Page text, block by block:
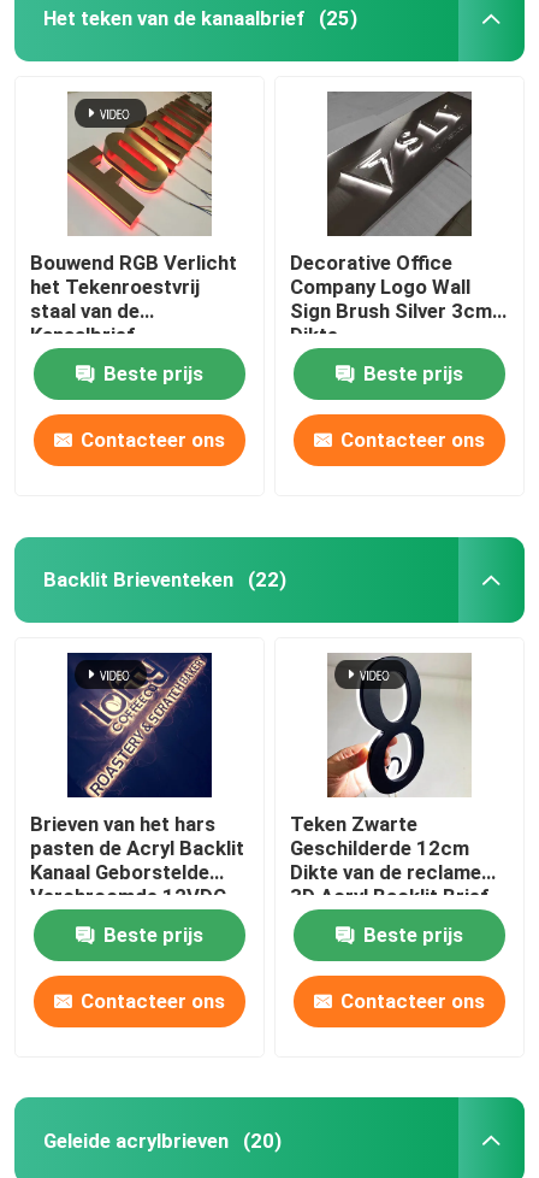
Het teken van de kanaalbrief (25)
Bouwend RGB Verlicht
het Tekenroestvrij
staal van de
Kanaalbrief
Beste prijs
Contacteer ons
Decorative Office
Company Logo Wall
Sign Brush Silver 3cm
Dikte
Beste prijs
Contacteer ons
Backlit Brieventeken (22)
Brieven van het hars
pasten de Acryl Backlit
Kanaal Geborstelde
Verchroomde 12VDC
aan
Beste prijs
Contacteer ons
Teken Zwarte
Geschilderde 12cm
Dikte van de reclame
3D Acryl Backlit Brief
Beste prijs
Contacteer ons
Geleide acrylbrieven (20)